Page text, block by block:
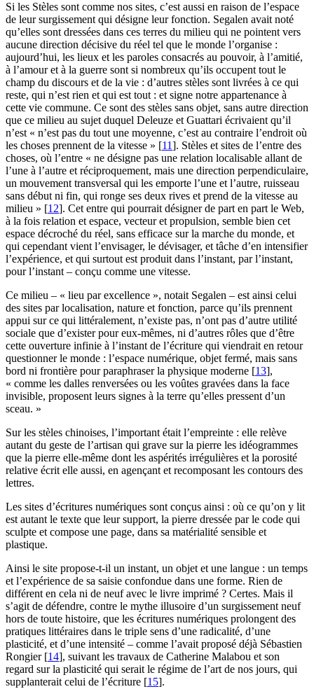
Si les Stèles sont comme nos sites, c’est aussi en raison de l’espace
de leur surgissement qui désigne leur fonction. Segalen avait noté
qu’elles sont dressées dans ces terres du milieu qui ne pointent vers
aucune direction décisive du réel tel que le monde l’organise :
aujourd’hui, les lieux et les paroles consacrés au pouvoir, à l’amitié,
à l’amour et à la guerre sont si nombreux qu’ils occupent tout le
champ du discours et de la vie : d’autres stèles sont livrées à ce qui
reste, qui n’est rien et qui est tout : et signe notre appartenance à
cette vie commune. Ce sont des stèles sans objet, sans autre direction
que ce milieu au sujet duquel Deleuze et Guattari écrivaient qu’il
n’est « n’est pas du tout une moyenne, c’est au contraire l’endroit où
les choses prennent de la vitesse » [11]. Stèles et sites de l’entre des
choses, où l’entre « ne désigne pas une relation localisable allant de
l’une à l’autre et réciproquement, mais une direction perpendiculaire,
un mouvement transversal qui les emporte l’une et l’autre, ruisseau
sans début ni fin, qui ronge ses deux rives et prend de la vitesse au
milieu » [12]. Cet entre qui pourrait désigner de part en part le Web,
à la fois relation et espace, vecteur et propulsion, semble bien cet
espace décroché du réel, sans efficace sur la marche du monde, et
qui cependant vient l’envisager, le dévisager, et tâche d’en intensifier
l’expérience, et qui surtout est produit dans l’instant, par l’instant,
pour l’instant – conçu comme une vitesse.
Ce milieu – « lieu par excellence », notait Segalen – est ainsi celui
des sites par localisation, nature et fonction, parce qu’ils prennent
appui sur ce qui littéralement, n’existe pas, n’ont pas d’autre utilité
sociale que d’exister pour eux-mêmes, ni d’autres rôles que d’être
cette ouverture infinie à l’instant de l’écriture qui viendrait en retour
questionner le monde : l’espace numérique, objet fermé, mais sans
bord ni frontière pour paraphraser la physique moderne [13],
« comme les dalles renversées ou les voûtes gravées dans la face
invisible, proposent leurs signes à la terre qu’elles pressent d’un
sceau. »
Sur les stèles chinoises, l’important était l’empreinte : elle relève
autant du geste de l’artisan qui grave sur la pierre les idéogrammes
que la pierre elle-même dont les aspérités irrégulières et la porosité
relative écrit elle aussi, en agençant et recomposant les contours des
lettres.
Les sites d’écritures numériques sont conçus ainsi : où ce qu’on y lit
est autant le texte que leur support, la pierre dressée par le code qui
sculpte et compose une page, dans sa matérialité sensible et
plastique.
Ainsi le site propose-t-il un instant, un objet et une langue : un temps
et l’expérience de sa saisie confondue dans une forme. Rien de
différent en cela ni de neuf avec le livre imprimé ? Certes. Mais il
s’agit de défendre, contre le mythe illusoire d’un surgissement neuf
hors de toute histoire, que les écritures numériques prolongent des
pratiques littéraires dans le triple sens d’une radicalité, d’une
plasticité, et d’une intensité – comme l’avait proposé déjà Sébastien
Rongier[14], suivant les travaux de Catherine Malabou et son
regard sur la plasticité qui serait le régime de l’art de nos jours, qui
supplanterait celui de l’écriture [15].